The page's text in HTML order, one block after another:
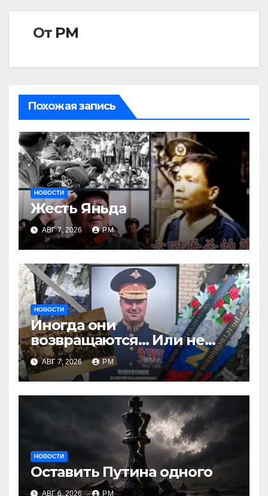
От РМ
Похожая запись
НОВОСТИ
Жесть Яньда
АВГ 7, 2026 РМ
НОВОСТИ
Иногда они
возвращаются… Или не
возвращаются
АВГ 7, 2026 РМ
НОВОСТИ
Оставить Путина одного
АВГ 6, 2026 РМ